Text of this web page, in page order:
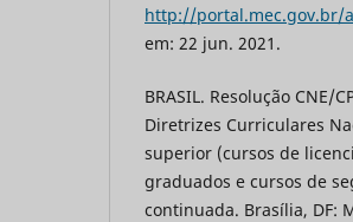
http://portal.mec.gov.br/
em: 22 jun. 2021.
BRASIL. Resolução CNE/
Diretrizes Curriculares
superior (cursos de
graduados e cursos de
continuada. Brasília, DF: